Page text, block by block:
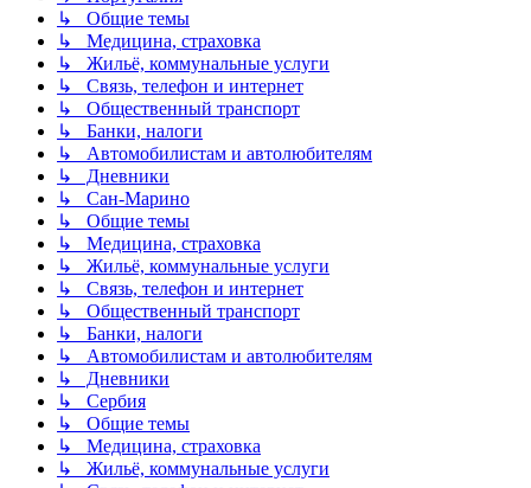
↳ Общие темы
↳ Медицина, страховка
↳ Жильё, коммунальные услуги
↳ Связь, телефон и интернет
↳ Общественный транспорт
↳ Банки, налоги
↳ Автомобилистам и автолюбителям
↳ Дневники
↳ Сан-Марино
↳ Общие темы
↳ Медицина, страховка
↳ Жильё, коммунальные услуги
↳ Связь, телефон и интернет
↳ Общественный транспорт
↳ Банки, налоги
↳ Автомобилистам и автолюбителям
↳ Дневники
↳ Сербия
↳ Общие темы
↳ Медицина, страховка
↳ Жильё, коммунальные услуги